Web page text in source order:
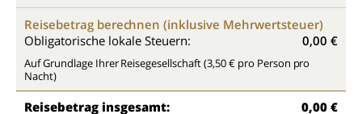
Reisebetrag berechnen (inklusive Mehrwertsteuer)
Obligatorische lokale Steuern:
0,00 €
Auf Grundlage Ihrer Reisegesellschaft (3,50 € pro Person pro
Nacht)
Reisebetrag insgesamt: 0,00 €